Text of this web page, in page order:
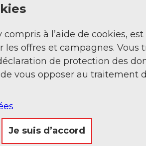
à l’aide de cookies,
offres et campagnes. Vous
de protection des
vous opposer au traitement
Je suis d’accord